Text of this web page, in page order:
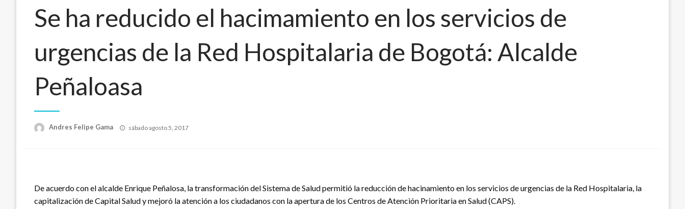
Se ha reducido el hacimamiento en los servicios de
urgencias de la Red Hospitalaria de Bogotá: Alcalde
Peñaloasa
Andres Felipe Gama
Publicado
sábado agosto 5, 2017
De acuerdo con el alcalde Enrique Peñalosa, la transformación del Sistema de Salud permitió la reducción de hacinamiento en los servicios de urgencias de la Red Hospitalaria, la
capitalización de Capital Salud y mejoró la atención a los ciudadanos con la apertura de los Centros de Atención Prioritaria en Salud (CAPS).